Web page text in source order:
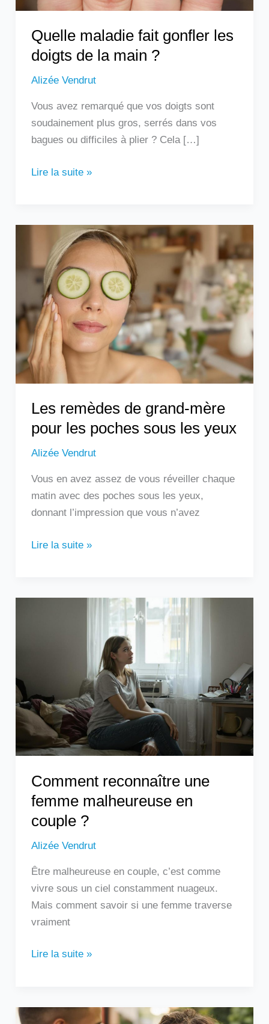
Quelle maladie fait gonfler les
doigts de la main ?
Alizée Vendrut
Vous avez remarqué que vos doigts sont
soudainement plus gros, serrés dans vos
bagues ou difficiles à plier ? Cela […]
?
Lire la suite »
Les remèdes de grand-mère
pour les poches sous les yeux
Alizée Vendrut
Vous en avez assez de vous réveiller chaque
matin avec des poches sous les yeux,
donnant l’impression que vous n’avez
remèdes
de
grand-
mère
pour
les
poches
sous
les
yeux
Lire la suite »
Comment reconnaître une
femme malheureuse en
couple ?
Alizée Vendrut
Être malheureuse en couple, c’est comme
vivre sous un ciel constamment nuageux.
Mais comment savoir si une femme traverse
vraiment
couple
Lire la suite »
Un